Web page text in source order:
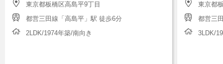
東京都板橋区高島平9丁目
都営三田線「高島平」駅 徒歩6分
2LDK/1974年築/南向き
東京都
都営三
3LDK/